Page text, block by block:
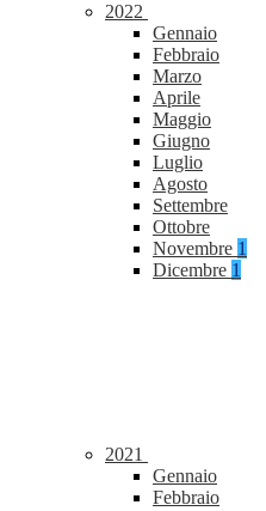
2022
Gennaio
Febbraio
Marzo
Aprile
Maggio
Giugno
Luglio
Agosto
Settembre
Ottobre
Novembre 1
Dicembre 1
2021
Gennaio
Febbraio